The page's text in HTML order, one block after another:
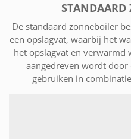
STANDAARD
De standaard zonneboiler
een opslagvat, waarbij het
het opslagvat en verwarmd
aangedreven wordt door
gebruiken in